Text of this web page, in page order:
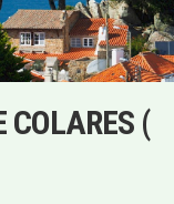
COLARES (